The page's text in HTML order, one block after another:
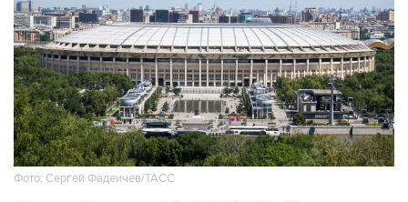
Фото: Сергей Фадеичев/ТАСС